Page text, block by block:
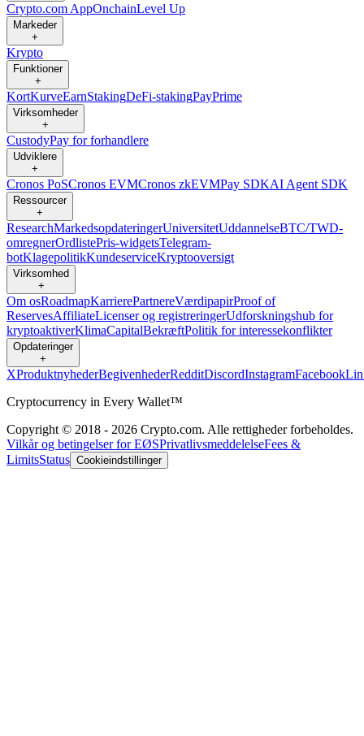
Crypto.com AppOnchainLevel Up
Markeder
+
Krypto
Funktioner
+
KortKurveEarnStakingDeFi-stakingPayPrime
Virksomheder
+
CustodyPay for forhandlere
Udviklere
+
Cronos PoSCronos EVMCronos zkEVMPay SDKAI Agent SDK
Ressourcer
+
ResearchMarkedsopdateringerUniversitetUddannelseBTC/TWD-
omregnerOrdlistePris-widgetsTelegram-
botKlagepolitikKundeserviceKryptooversigt
Virksomhed
+
Om osRoadmapKarrierePartnereVærdipapirProof of
ReservesAffiliateLicenser og registreringerUdforskningshub for
kryptoaktiverKlimaCapitalBekræftPolitik for interessekonflikter
Opdateringer
+
XProduktnyhederBegivenhederRedditDiscordInstagramFacebook
Cryptocurrency in Every Wallet™
Copyright © 2018 - 2026 Crypto.com. Alle rettigheder forbeholdes.
Vilkår og betingelser for EØSPrivatlivsmeddelelseFees &
LimitsStatus Cookieindstillinger